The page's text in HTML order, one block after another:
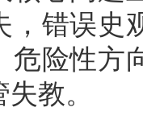
，错误史
危险性方
教。